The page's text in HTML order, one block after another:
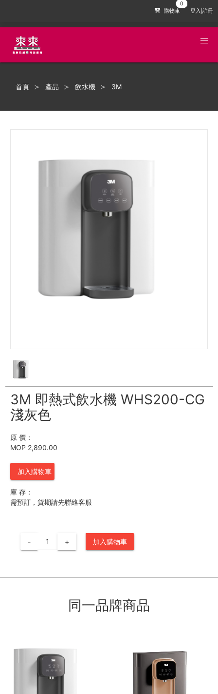
購物車 登入|註冊
首頁 產品 飲水機 3M
3M 即熱式飲水機 WHS200-CG
淺灰色
原 價：
MOP 2,890.00
加入購物車
庫 存：
需預訂，貨期請先聯絡客服
- + 加入購物車
同一品牌商品